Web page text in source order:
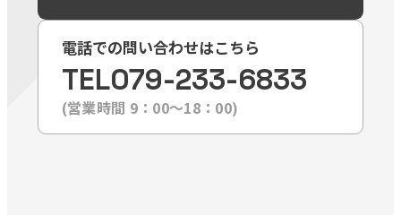
電話での問い合わせはこちら
TEL079-233-6833
(営業時間 9：00〜18：00)